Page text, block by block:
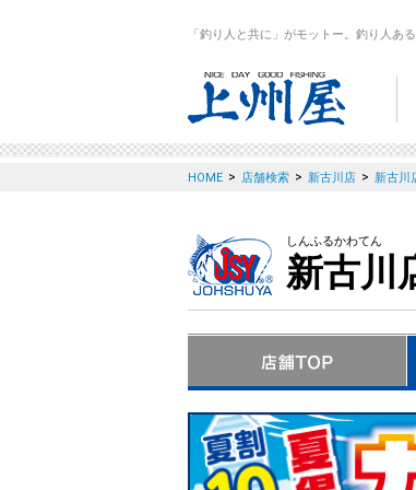
「釣り人と共に」がモットー。釣り人あ
HOME > 店舗検索 > 新古川店 > 新古川
しんふるかわてん
新古川